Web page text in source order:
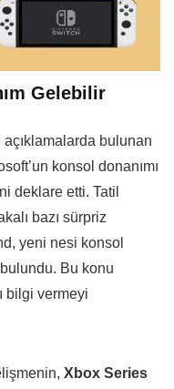
Gelebilir
bulunan
konsol donanımı
deklare etti. Tatil
bazı sürpriz
yeni nesi konsol
Bu konu
bilgi vermeyi
Xbox Series